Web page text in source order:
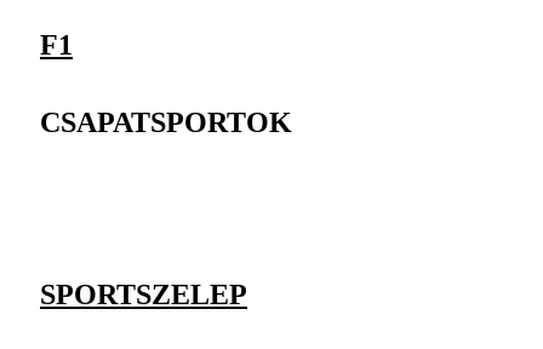
F1
CSAPATSPORTOK
SPORTSZELEP